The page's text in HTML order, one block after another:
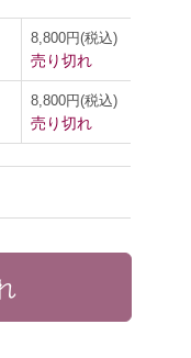
8,800円(税込)
売り切れ
8,800円(税込)
売り切れ